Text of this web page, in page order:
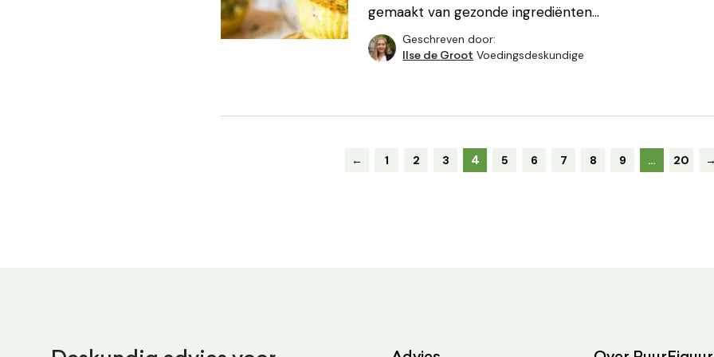
gemaakt van gezonde ingrediënten…
Geschreven door:
Ilse de Groot Voedingsdeskundige
← 1 2 3 4 5 6 7 8 9 … 20